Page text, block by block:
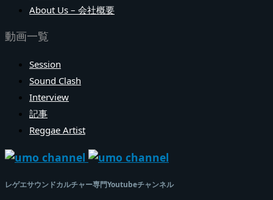
About Us – 会社概要
動画一覧
Session
Sound Clash
Interview
記事
Reggae Artist
レゲエサウンドカルチャー専門Youtubeチャンネル